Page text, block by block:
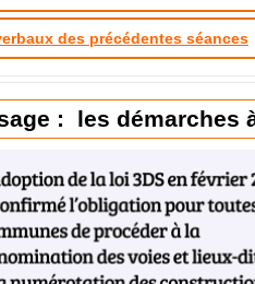
des précédentes séances
: les démarches